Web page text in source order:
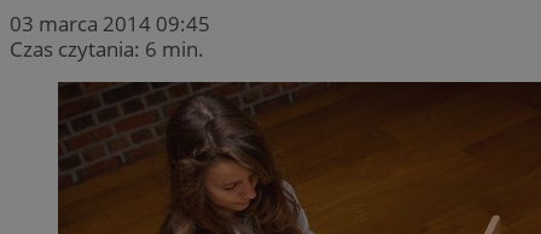
03 marca 2014 09:45
Czas czytania: 6 min.